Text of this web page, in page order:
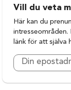
Vill du veta
Här kan du
intresseområden.
länk för att själva